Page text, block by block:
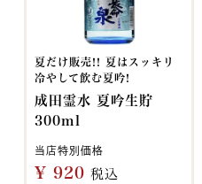
夏だけ販売!! 夏はスッキリ
冷やして飲む夏吟!
成田霊水 夏吟生貯
300ml
当店特別価格
¥ 920 税込